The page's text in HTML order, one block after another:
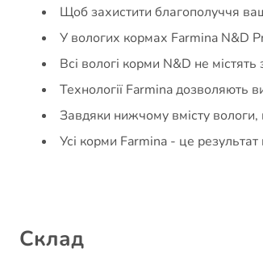
Щоб захистити благополуччя
У вологих кормах Farmina N&D
Всі вологі корми N&D не
Технології Farmina дозволяють
Завдяки нижчому вмісту вологи,
Усі корми Farmina - це
Cклад